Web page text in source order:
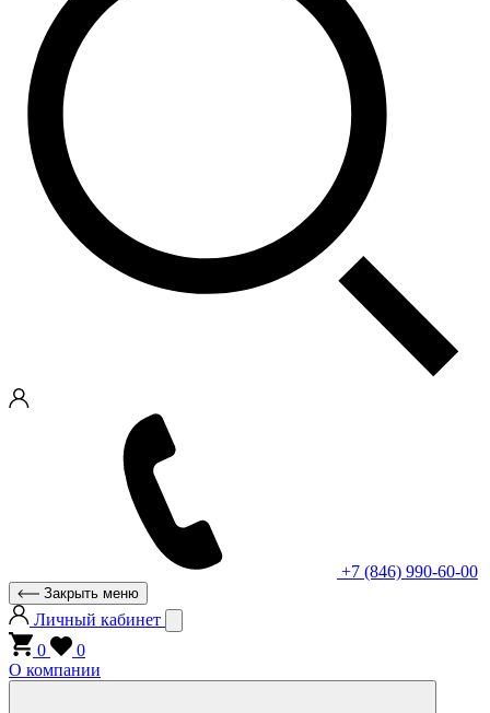
+7 (846) 990-60-00
Закрыть меню
Личный кабинет
0
0
О компании